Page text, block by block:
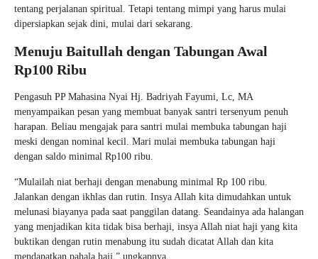
tentang perjalanan spiritual. Tetapi tentang mimpi yang harus mulai
dipersiapkan sejak dini, mulai dari sekarang.
Menuju Baitullah dengan Tabungan Awal
Rp100 Ribu
Pengasuh PP Mahasina Nyai Hj. Badriyah Fayumi, Lc, MA
menyampaikan pesan yang membuat banyak santri tersenyum penuh
harapan. Beliau mengajak para santri mulai membuka tabungan haji
meski dengan nominal kecil. Mari mulai membuka tabungan haji
dengan saldo minimal Rp100 ribu.
“Mulailah niat berhaji dengan menabung minimal Rp 100 ribu.
Jalankan dengan ikhlas dan rutin. Insya Allah kita dimudahkan untuk
melunasi biayanya pada saat panggilan datang. Seandainya ada halangan
yang menjadikan kita tidak bisa berhaji, insya Allah niat haji yang kita
buktikan dengan rutin menabung itu sudah dicatat Allah dan kita
mendapatkan pahala haji,” ungkapnya.